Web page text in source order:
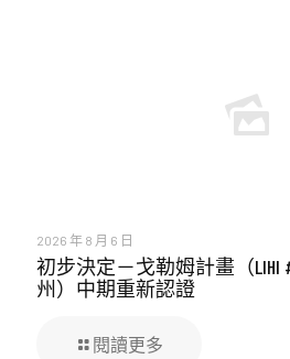
2026 年 8 月 6 日
初步決定－戈勒姆計畫（LIHI
州）中期重新認證
閱讀更多